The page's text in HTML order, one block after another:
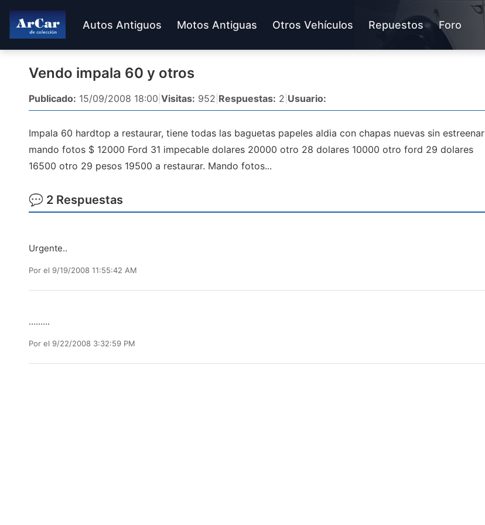
Autos Antiguos Motos Antiguas Otros Vehículos Repuestos Foro
Vendo impala 60 y otros
Publicado: 15/09/2008 18:00 Visitas: 952 Respuestas: 2 Usuario:
Impala 60 hardtop a restaurar, tiene todas las baguetas papeles aldia con chapas nuevas sin estreenar
mando fotos $ 12000 Ford 31 impecable dolares 20000 otro 28 dolares 10000 otro ford 29 dolares
16500 otro 29 pesos 19500 a restaurar. Mando fotos...
💬 2 Respuestas
Urgente..
Por el 9/19/2008 11:55:42 AM
.........
Por el 9/22/2008 3:32:59 PM